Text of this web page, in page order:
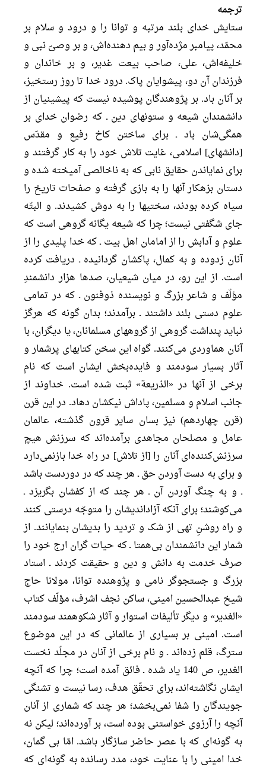
ترجمه
ستايش خداى بلند مرتبه و توانا را و درود و سلام بر
محمّد، پيامبر مژده‌آور و بيم دهنده‌اش، و بر وصىّ نبى و
خليفه‌اش، على، صاحب بيعت غدير، و بر خاندان و
فرزندان آن دو، پيشوايان پاک. درود خدا تا روز رستخيز،
بر آنان باد. بر پژوهندگان پوشيده نيست كه پيشينيان از
دانشمندان شيعه و ستونهاى دين ـ كه رضوان خداى بر
همگى‌شان باد ـ براى ساختن كاخ رفيع و مقدّس
[دانشهاى] اسلامى، غايت تلاش خود را به كار گرفتند و
براى نماياندن حقايق نابى كه به ناخالصى آميخته شده و
دستان بزهكار آنها را به بازى گرفته و صفحات تاريخ را
سياه كرده بودند، سختيها را به دوش كشيدند. و البتّه
جاى شگفتى نيست؛ چرا كه شيعه يگانه گروهى است كه
علوم و آدابش را از امامان اهل بيت ـ كه خدا پليدى را از
آنان زدوده و به كمال، پاكشان گردانيده ـ دريافت كرده
است. از اين رو، در ميان شيعيان، صدها هزار دانشمندِ
مؤلّف و شاعر بزرگ و نويسنده ذوفنون ـ كه در تمامى
علوم دستى بلند داشتند ـ برآمدند؛ بدان گونه كه هرگز
نبايد پنداشت گروهى از گروههاى مسلمانان، يا ديگران، با
آنان هماوردى مى‌كنند. گواه اين سخن كتابهاى پرشمار و
آثار بسيار سودمند و فايده‌بخش ايشان است كه نام
برخى از آنها در «الذريعة» ثبت شده است. خداوند از
جانب اسلام و مسلمين، پاداش نيكشان دهاد. در اين قرن
(قرن چهاردهم) نيز بسان ساير قرون گذشته، عالمان
عامل و مصلحان مجاهدى برآمده‌اند كه سرزنش هيچ
سرزنش‌كننده‌اى آنان را [از تلاش] در راه خدا بازنمی‌دارد
و براى به دست آوردن حق ـ هر چند كه در دوردست باشد
ـ و به چنگ آوردن آن ـ هر چند كه از كفشان بگريزد ـ
مى‌كوشند؛ براى آنكه آزادانديشان را متوجّه درستى كنند
و راه روشنِ تهى از شک و ترديد را بديشان بنمايانند. از
شمار اين دانشمندان بى‌همتا ـ كه حيات گران ارج خود را
صرف خدمت به دانش و دين و حقيقت كردند ـ استاد
بزرگ و جستجوگر نامى و پژوهنده توانا، مولانا حاج
شيخ عبدالحسين امينى، ساكن نجف اشرف، مؤلّف كتاب
«الغدير» و ديگر تأليفات استوار و آثار شكوهمند سودمند
است. امينى بر بسيارى از عالمانى كه در اين موضوع
سترگ، قلم زده‌اند ـ و نام برخى از آنان در مجلّد نخست
الغدير، ص 140 ياد شده ـ فائق آمده است؛ چرا كه آنچه
ايشان نگاشته‌اند، براى تحقّق هدف، رسا نيست و تشنگى
جويندگان را شفا نمى‌بخشد؛ هر چند كه شمارى از آنان
آنچه را آرزوى خواستنى بوده است، بر آورده‌اند؛ ليكن نه
به گونه‌اى كه با عصر حاضر سازگار باشد. امّا بى گمان،
خدا امينى را با عنايت خود، مدد رسانده به گونه‌اى كه